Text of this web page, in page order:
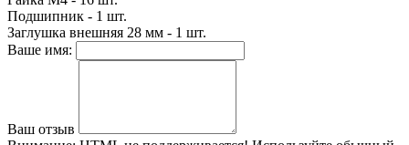
Подшипник - 1 шт.
Заглушка внешняя 28 мм - 1 шт.
Ваше имя:
Ваш отзыв